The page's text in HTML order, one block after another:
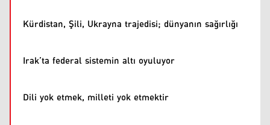
Kürdistan, Şili, Ukrayna trajedisi; dünyanın sağırlığı
Irak’ta federal sistemin altı oyuluyor
Dili yok etmek, milleti yok etmektir